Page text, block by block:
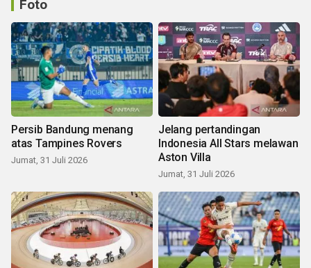
Foto
Persib Bandung menang
atas Tampines Rovers
Jumat, 31 Juli 2026
Jelang pertandingan
Indonesia All Stars melawan
Aston Villa
Jumat, 31 Juli 2026